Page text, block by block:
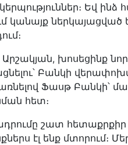
Եվ
կանայք ներկայացված
Արշակյան, խոսեցինք
Բանկի
Ֆասթ Բանկի՝
հետ։
շատ հետաքրքիր
էլ ենք մտորում։